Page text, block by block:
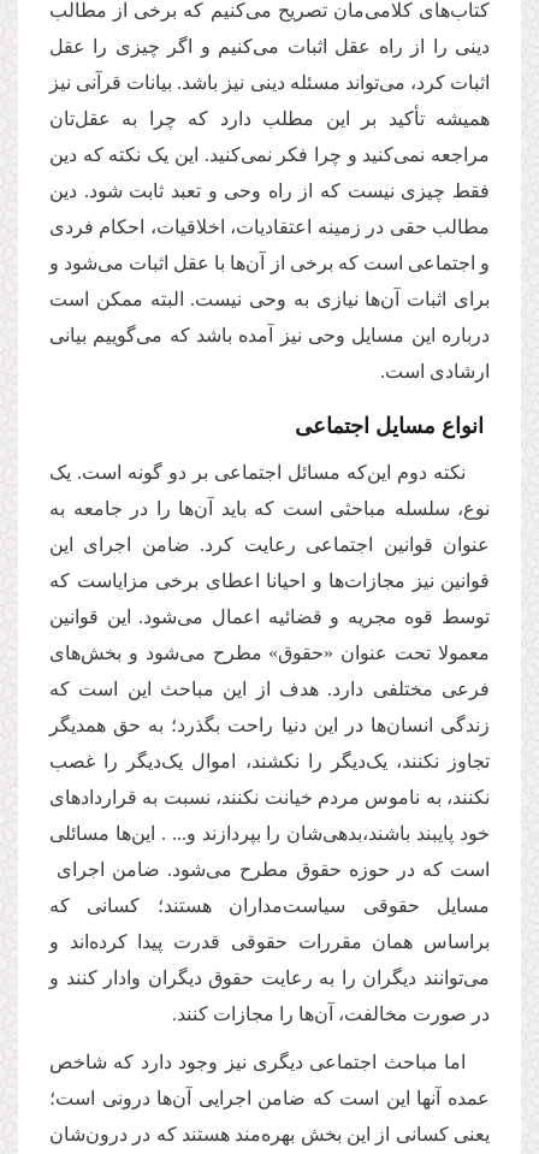
کتاب‌های کلامی‌مان تصریح می‌کنیم که برخی از مطالب
دینی را از راه عقل اثبات می‌کنیم و اگر چیزی را عقل
اثبات کرد، می‌تواند مسئله دینی نیز باشد. بیانات قرآنی نیز
همیشه تأکید بر این مطلب دارد که چرا به عقل‌تان
مراجعه نمی‌کنید و چرا فکر نمی‌کنید. این یک نکته که دین
فقط چیزی نیست که از راه وحی و تعبد ثابت شود. دین
مطالب حقی در زمینه اعتقادیات، اخلاقیات، احکام فردی
و اجتماعی است که برخی از آن‌ها با عقل اثبات می‌شود و
برای اثبات آن‌ها نیازی به وحی نیست. البته ممکن است
درباره این مسایل وحی نیز آمده‌ باشد که می‌گوییم بیانی
ارشادی است.
انواع مسایل اجتماعی
نکته دوم این‌که مسائل اجتماعی بر دو گونه است. یک
نوع، سلسله مباحثی است که باید آن‌ها را در جامعه به
عنوان قوانین اجتماعی رعایت کرد. ضامن اجرای این
قوانین نیز مجازات‌ها و احیانا اعطای برخی مزایاست که
توسط قوه مجریه و قضائیه اعمال می‌شود. این‌ قوانین
معمولا تحت عنوان «حقوق» مطرح می‌شود و بخش‌های
فرعی مختلفی دارد. هدف از این مباحث این است که
زندگی انسان‌ها در این دنیا راحت بگذرد؛ به حق همدیگر
تجاوز نکنند، یک‌دیگر را نکشند، اموال‌ یک‌دیگر را غصب
نکنند، به ناموس مردم خیانت نکنند، نسبت به قراردادهای
خود پایبند باشند،‌بدهی‌شان را بپردازند و... . این‌ها مسائلی
است که در حوزه حقوق مطرح می‌شود. ضامن اجرای
مسایل حقوقی سیاست‌مداران هستند؛ کسانی که
براساس همان مقررات حقوقی قدرت پیدا کرده‌اند و
می‌توانند دیگران را به رعایت حقوق دیگران وادار کنند و
در صورت مخالفت، آن‌ها را مجازات کنند.
اما مباحث اجتماعی دیگری نیز وجود دارد که شاخص
عمده آنها این است که ضامن اجرایی آن‌ها درونی است؛
یعنی کسانی از این بخش بهره‌مند هستند که در درون‌شان